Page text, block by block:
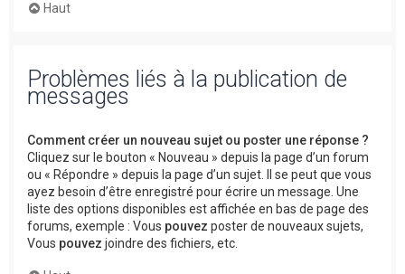
Haut
Problèmes liés à la publication de
messages
Comment créer un nouveau sujet ou poster une réponse ?
Cliquez sur le bouton « Nouveau » depuis la page d’un forum
ou « Répondre » depuis la page d’un sujet. Il se peut que vous
ayez besoin d’être enregistré pour écrire un message. Une
liste des options disponibles est affichée en bas de page des
forums, exemple : Vous pouvez poster de nouveaux sujets,
Vous pouvez joindre des fichiers, etc.